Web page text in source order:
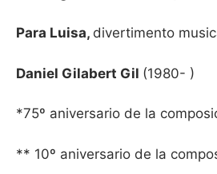
Para Luisa, divertimento
Daniel Gilabert Gil (1980- )
*75º aniversario de la
** 10º aniversario de la